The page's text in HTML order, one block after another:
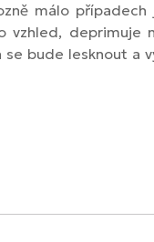
málo
vzhled, deprimuje
bude lesknout a